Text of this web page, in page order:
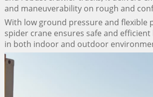
and maneuverability on rough and
With low ground pressure and flexible
spider crane ensures safe and
in both indoor and outdoor